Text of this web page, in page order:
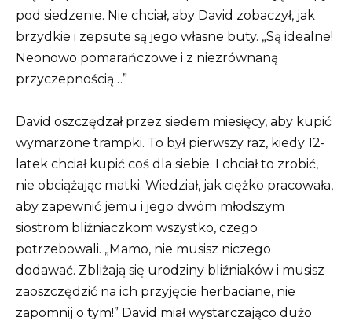
pod siedzenie. Nie chciał, aby David zobaczył, jak
brzydkie i zepsute są jego własne buty. „Są idealne!
Neonowo pomarańczowe i z niezrównaną
przyczepnością…”
David oszczędzał przez siedem miesięcy, aby kupić
wymarzone trampki. To był pierwszy raz, kiedy 12-
latek chciał kupić coś dla siebie. I chciał to zrobić,
nie obciążając matki. Wiedział, jak ciężko pracowała,
aby zapewnić jemu i jego dwóm młodszym
siostrom bliźniaczkom wszystko, czego
potrzebowali. „Mamo, nie musisz niczego
dodawać. Zbliżają się urodziny bliźniaków i musisz
zaoszczędzić na ich przyjęcie herbaciane, nie
zapomnij o tym!” David miał wystarczająco dużo